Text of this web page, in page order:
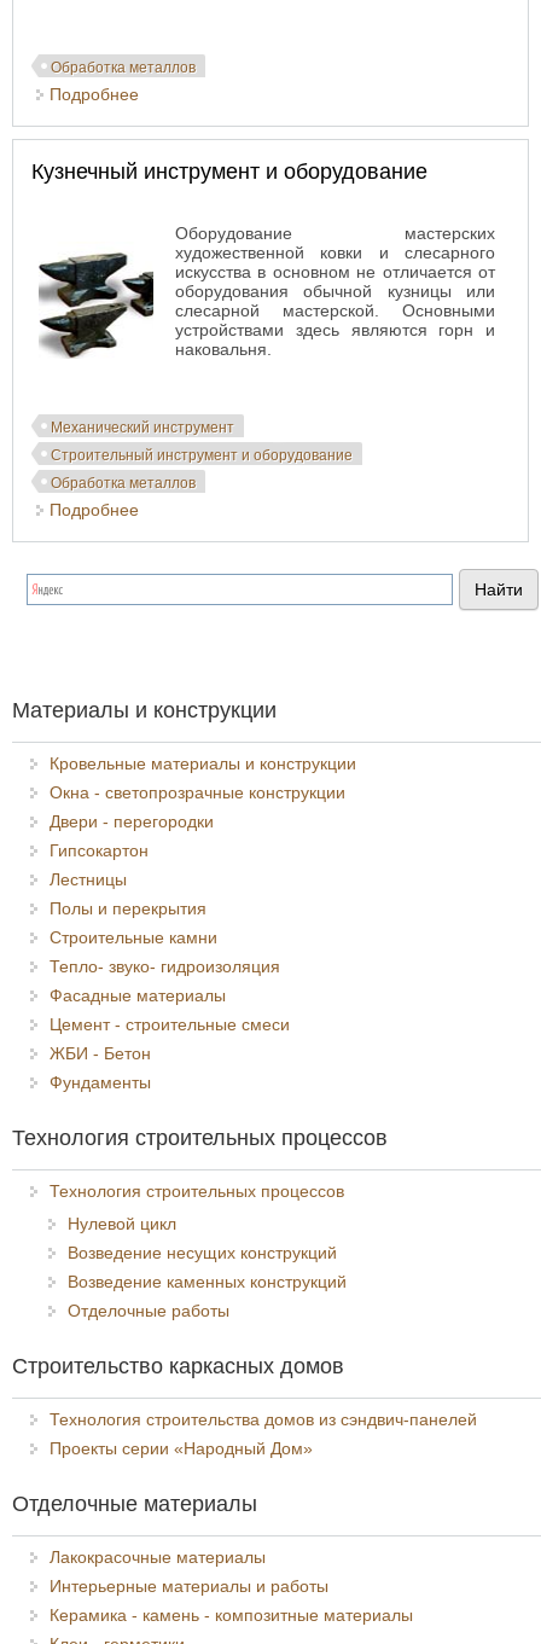
Обработка металлов
Подробнее
Кузнечный инструмент и оборудование
Оборудование мастерских
художественной ковки и слесарного
искусства в основном не отличается от
оборудования обычной кузницы или
слесарной мастерской. Основными
устройствами здесь являются горн и
наковальня.
Механический инструмент
Строительный инструмент и оборудование
Обработка металлов
Подробнее
Материалы и конструкции
Кровельные материалы и конструкции
Окна - светопрозрачные конструкции
Двери - перегородки
Гипсокартон
Лестницы
Полы и перекрытия
Строительные камни
Тепло- звуко- гидроизоляция
Фасадные материалы
Цемент - строительные смеси
ЖБИ - Бетон
Фундаменты
Технология строительных процессов
Технология строительных процессов
Нулевой цикл
Возведение несущих конструкций
Возведение каменных конструкций
Отделочные работы
Строительство каркасных домов
Технология строительства домов из сэндвич-панелей
Проекты серии «Народный Дом»
Отделочные материалы
Лакокрасочные материалы
Интерьерные материалы и работы
Керамика - камень - композитные материалы